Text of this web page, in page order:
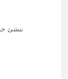
ننشئ